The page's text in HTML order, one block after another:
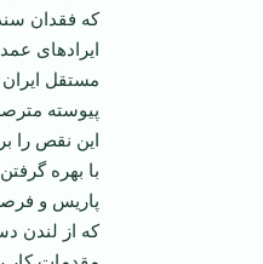
كه‌ فقدان‌
ایرادهای‌
مستقل‌
پیوسته‌
این‌ نقص‌ را
با بهره‌
پاریس‌ و
كه‌ از لندن‌